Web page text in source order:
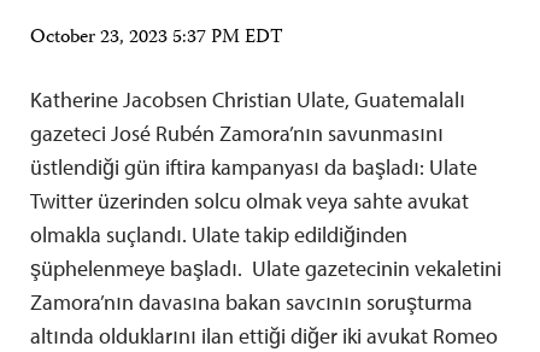
October 23, 2023 5:37 PM EDT
Katherine Jacobsen Christian Ulate, Guatemalalı
gazeteci José Rubén Zamora’nın savunmasını
üstlendiği gün iftira kampanyası da başladı: Ulate
Twitter üzerinden solcu olmak veya sahte avukat
olmakla suçlandı. Ulate takip edildiğinden
şüphelenmeye başladı. Ulate gazetecinin vekaletini
Zamora’nın davasına bakan savcının soruşturma
altında olduklarını ilan ettiği diğer iki avukat Romeo